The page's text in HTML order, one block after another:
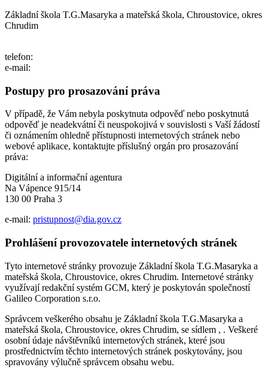
Základní škola T.G.Masaryka a mateřská škola, Chroustovice, okres
Chrudim
telefon:
e-mail:
Postupy pro prosazování práva
V případě, že Vám nebyla poskytnuta odpověď nebo poskytnutá
odpověď je neadekvátní či neuspokojivá v souvislosti s Vaší žádostí
či oznámením ohledně přístupnosti internetových stránek nebo
webové aplikace, kontaktujte příslušný orgán pro prosazování
práva:
Digitální a informační agentura
Na Vápence 915/14
130 00 Praha 3
e-mail: pristupnost@dia.gov.cz
Prohlášení provozovatele internetových stránek
Tyto internetové stránky provozuje Základní škola T.G.Masaryka a
mateřská škola, Chroustovice, okres Chrudim. Internetové stránky
využívají redakční systém GCM, který je poskytován společností
Galileo Corporation s.r.o.
Správcem veškerého obsahu je Základní škola T.G.Masaryka a
mateřská škola, Chroustovice, okres Chrudim, se sídlem , . Veškeré
osobní údaje návštěvníků internetových stránek, které jsou
prostřednictvím těchto internetových stránek poskytovány, jsou
spravovány výlučně správcem obsahu webu.